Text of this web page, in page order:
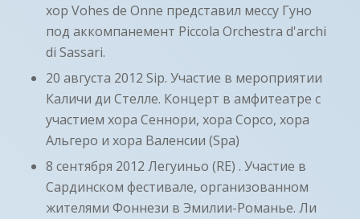
хор Vohes de Onne представил мессу Гуно
под аккомпанемент Piccola Orchestra d'archi
di Sassari.
20 августа 2012 Sip. Участие в мероприятии
Каличи ди Стелле. Концерт в амфитеатре с
участием хора Сеннори, хора Сорсо, хора
Альгеро и хора Валенсии (Spa)
8 сентября 2012 Легуиньо (RE) . Участие в
Сардинском фестивале, организованном
жителями Фоннези в Эмилии-Романье. Ли